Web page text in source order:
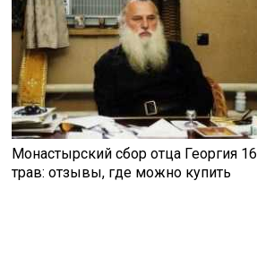
Монастырский сбор отца Георгия 16
трав: отзывы, где можно купить